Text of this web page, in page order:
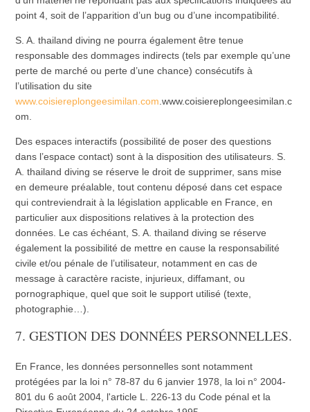
point 4, soit de l’apparition d’un bug ou d’une incompatibilité.
S. A. thailand diving ne pourra également être tenue
responsable des dommages indirects (tels par exemple qu’une
perte de marché ou perte d’une chance) consécutifs à
l’utilisation du site
www.coisiereplongeesimilan.com .www.coisiereplongeesimilan.c
om.
Des espaces interactifs (possibilité de poser des questions
dans l’espace contact) sont à la disposition des utilisateurs. S.
A. thailand diving se réserve le droit de supprimer, sans mise
en demeure préalable, tout contenu déposé dans cet espace
qui contreviendrait à la législation applicable en France, en
particulier aux dispositions relatives à la protection des
données. Le cas échéant, S. A. thailand diving se réserve
également la possibilité de mettre en cause la responsabilité
civile et/ou pénale de l’utilisateur, notamment en cas de
message à caractère raciste, injurieux, diffamant, ou
pornographique, quel que soit le support utilisé (texte,
photographie…).
7. GESTION DES DONNÉES PERSONNELLES.
En France, les données personnelles sont notamment
protégées par la loi n° 78-87 du 6 janvier 1978, la loi n° 2004-
801 du 6 août 2004, l'article L. 226-13 du Code pénal et la